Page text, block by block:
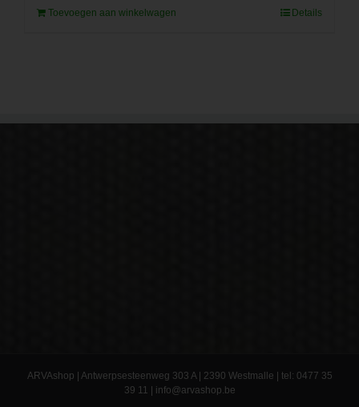
Toevoegen aan winkelwagen Details
ARVAshop | Antwerpsesteenweg 303 A | 2390 Westmalle | tel: 0477 35
39 11 |
info@arvashop.be